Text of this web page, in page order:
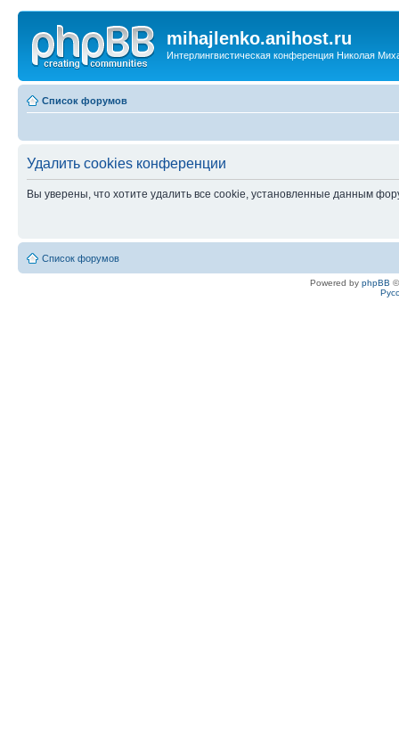
mihajlenko.anihost.ru
Интерлингвистическая конференция Николая
Список форумов
Удалить cookies конференции
Вы уверены, что хотите удалить все cookie, установленные данным
Список форумов
Powered by phpBB